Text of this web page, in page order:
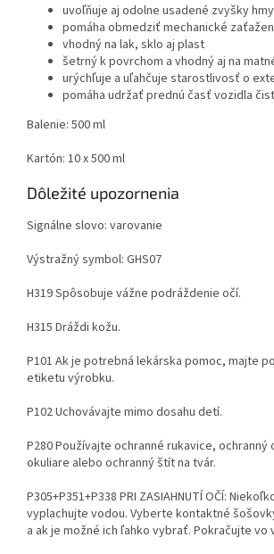
uvoľňuje aj odolne usadené zvyšky
pomáha obmedziť mechanické
vhodný na lak, sklo aj plast
šetrný k povrchom a vhodný aj na
urýchľuje a uľahčuje starostlivosť o
pomáha udržať prednú časť vozidla
Balenie: 500 ml
Kartón: 10 x 500 ml
Dôležité upozornenia
Signálne slovo: varovanie
Výstražný symbol: GHS07
H319 Spôsobuje vážne podráždenie očí.
H315 Dráždi kožu.
P101 Ak je potrebná lekárska pomoc, majte
etiketu výrobku.
P102 Uchovávajte mimo dosahu detí.
P280 Používajte ochranné rukavice, ochranný
okuliare alebo ochranný štít na tvár.
P305+P351+P338 PRI ZASIAHNUTÍ OČÍ:
vyplachujte vodou. Vyberte kontaktné
a ak je možné ich ľahko vybrať. Pokračujte vo